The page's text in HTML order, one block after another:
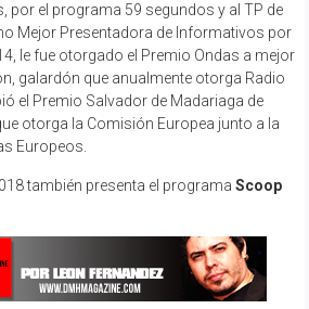
por el programa 59 segundos y al TP de
Mejor Presentadora de Informativos por
le fue otorgado el Premio Ondas a mejor
galardón que anualmente otorga Radio
el Premio Salvador de Madariaga de
otorga la Comisión Europea junto a la
Europeos.
también presenta el programa Scoop